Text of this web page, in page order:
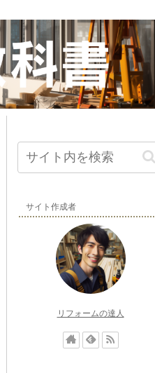
サイト作成者
リフォームの達人